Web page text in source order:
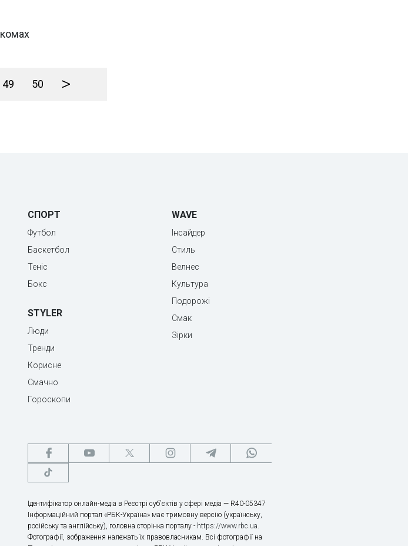
49 50 >
СПОРТ
Футбол
Баскетбол
Теніс
Бокс
STYLER
Люди
Тренди
Корисне
Смачно
Гороскопи
WAVE
Інсайдер
Стиль
Велнес
Культура
Подорожі
Смак
Зірки
Ідентифікатор онлайн-медіа в Реєстрі суб’єктів у сфері медіа — R40-05347
Інформаційний портал «РБК-Україна» має тримовну версію (українську,
російську та англійську), головна сторінка порталу - https://www.rbc.ua.
Фотографії, зображення належать їх правовласникам. Всі фотографії на